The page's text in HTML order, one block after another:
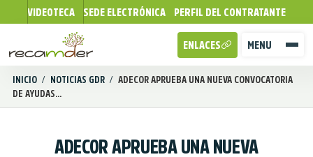
VIDEOTECA SEDE ELECTRÓNICA PERFIL DEL CONTRATANTE
MENU
ENLACES
INICIO / NOTICIAS GDR / ADECOR APRUEBA UNA NUEVA CONVOCATORIA
DE AYUDAS...
ADECOR APRUEBA UNA NUEVA